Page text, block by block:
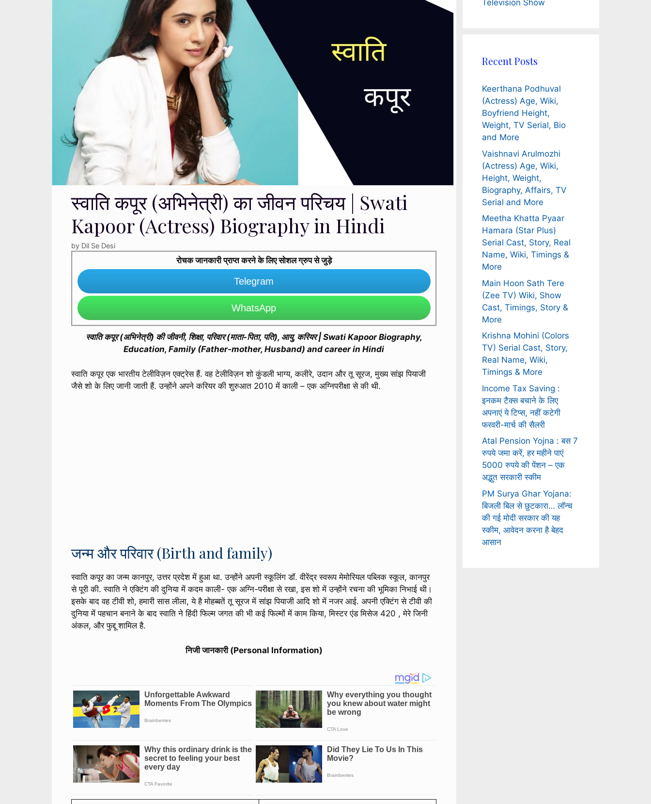
स्वाति कपूर (अभिनेत्री) का जीवन परिचय | Swati
Kapoor (Actress) Biography in Hindi
by Dil Se Desi
रोचक जानकारी प्राप्त करने के लिए सोशल ग्रुप से जुड़े
Telegram
WhatsApp
स्वाति कपूर (अभिनेत्री) की जीवनी, शिक्षा, परिवार (माता-पिता, पति), आयु, करियर | Swati Kapoor Biography,
Education, Family (Father-mother, Husband) and career in Hindi
स्वाति कपूर एक भारतीय टेलीविज़न एक्ट्रेस हैं. वह टेलीविज़न शो कुंडली भाग्य, कलीरे, उदान और तू सूरज, मुख्य सांझ पियाजी
जैसे शो के लिए जानी जाती हैं. उन्होंने अपने करियर की शुरुआत 2010 में काली – एक अग्निपरीक्षा से की थी.
जन्म और परिवार (Birth and family)
स्वाति कपूर का जन्म कानपुर, उत्तर प्रदेश में हुआ था. उन्होंने अपनी स्कूलिंग डॉ. वीरेंद्र स्वरूप मेमोरियल पब्लिक स्कूल, कानपुर
से पूरी की. स्वाति ने एक्टिंग की दुनिया में कदम काली- एक अग्नि-परीक्षा से रखा, इस शो में उन्होंने रचना की भूमिका निभाई थी।
इसके बाद वह टीवी शो, हमारी सास लीला, ये है मोहब्बतें तू सूरज में सांझ पियाजी आदि शो में नजर आई. अपनी एक्टिंग से टीवी की
दुनिया में पहचान बनाने के बाद स्वाति ने हिंदी फिल्म जगत की भी कई फिल्मों में काम किया, मिस्टर एंड मिसेज 420 , मेरे जिनी
अंकल, और फुद्दू शामिल है.
निजी जानकारी (Personal Information)
Television Show
Recent Posts
Keerthana Podhuval
(Actress) Age, Wiki,
Boyfriend Height,
Weight, TV Serial, Bio
and More
Vaishnavi Arulmozhi
(Actress) Age, Wiki,
Height, Weight,
Biography, Affairs, TV
Serial and More
Meetha Khatta Pyaar
Hamara (Star Plus)
Serial Cast, Story, Real
Name, Wiki, Timings &
More
Main Hoon Sath Tere
(Zee TV) Wiki, Show
Cast, Timings, Story &
More
Krishna Mohini (Colors
TV) Serial Cast, Story,
Real Name, Wiki,
Timings & More
Income Tax Saving :
इनकम टैक्स बचाने के लिए
अपनाएं ये टिप्स, नहीं कटेगी
फरवरी-मार्च की सैलरी
Atal Pension Yojna : बस 7
रुपये जमा करें, हर महीने पाएं
5000 रुपये की पेंशन – एक
अद्भुत सरकारी स्कीम
PM Surya Ghar Yojana:
बिजली बिल से छुटकारा… लॉन्च
की गई मोदी सरकार की यह
स्कीम, आवेदन करना है बेहद
आसान